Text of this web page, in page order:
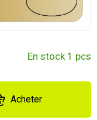
En stock 1 pcs
Acheter